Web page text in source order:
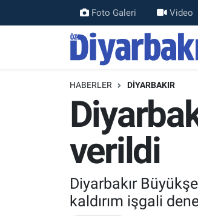
Foto Galeri Video
HABERLER DİYARBAKIR
verildi
Diyarbakır
kaldırım işgali
RESMİ İLANLAR
DİYARBAKIR
Nöbetçi Eczaneler
Namaz Vakitleri
Tüm Manşetler